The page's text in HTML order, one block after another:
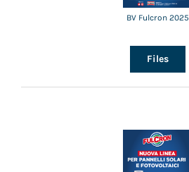
BV Fulcron 2025
Files